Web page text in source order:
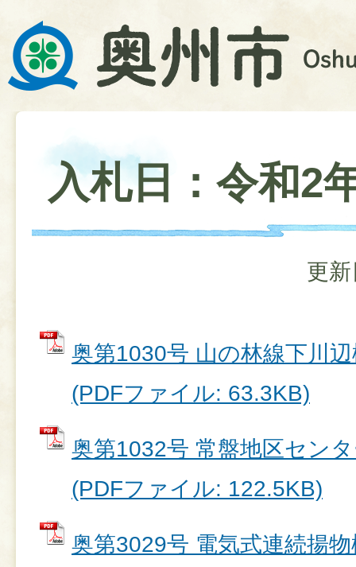
入札日：令和2
更
奥第1030号 山の林線下川
(PDFファイル: 63.3KB)
奥第1032号 常盤地区セン
(PDFファイル: 122.5KB)
奥第3029号 電気式連続揚